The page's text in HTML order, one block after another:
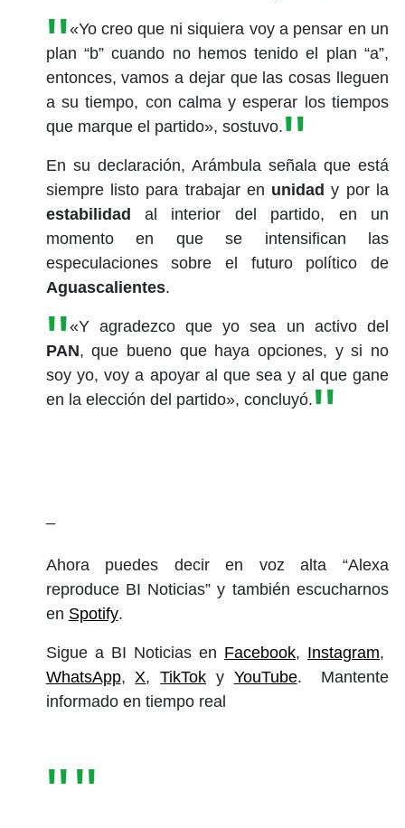
«Yo creo que ni siquiera voy a pensar en un
plan “b” cuando no hemos tenido el plan “a”,
entonces, vamos a dejar que las cosas lleguen
a su tiempo, con calma y esperar los tiempos
que marque el partido», sostuvo.
En su declaración, Arámbula señala que está
siempre listo para trabajar en unidad y por la
estabilidad al interior del partido, en un
momento en que se intensifican las
especulaciones sobre el futuro político de
Aguascalientes.
«Y agradezco que yo sea un activo del
PAN, que bueno que haya opciones, y si no
soy yo, voy a apoyar al que sea y al que gane
en la elección del partido», concluyó.
Ahora puedes decir en voz alta “Alexa
reproduce BI Noticias” y también escucharnos
en Spotify.
Sigue a BI Noticias en Facebook, Instagram,
WhatsApp, X,TikTok y YouTube. Mantente
informado en tiempo real